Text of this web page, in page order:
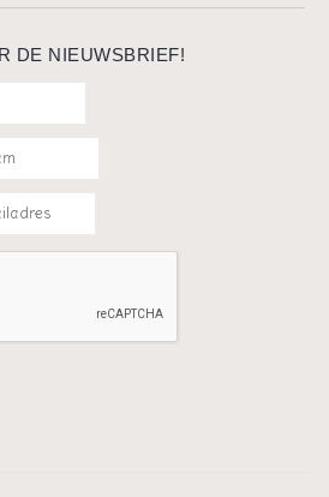
DE NIEUWSBRIEF!